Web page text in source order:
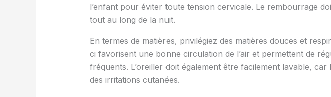
l’enfant pour éviter toute tension cervicale. Le rembourrage
tout au long de la nuit.
En termes de matières, privilégiez des matières douces et
ci favorisent une bonne circulation de l’air et permettent de
fréquents. L’oreiller doit également être facilement lavable,
des irritations cutanées.